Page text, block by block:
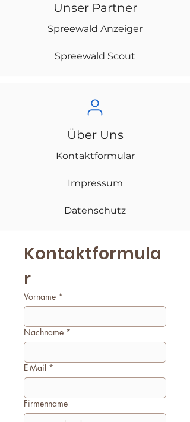
Unser Partner
Spreewald Anzeiger
Spreewald Scout
Über Uns
Kontaktformular
Impressum
Datenschutz
Kontaktformula
r
Vorname *
Nachname *
E-Mail *
Firmenname